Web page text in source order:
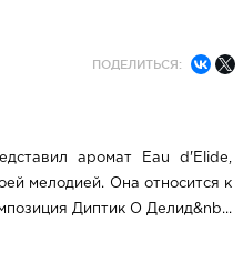
ПОДЕЛИТЬСЯ:
аромат Eau d'Elide,
мелодией. Она относится к
Диптик О Делид&nb...